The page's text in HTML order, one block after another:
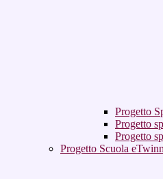
Progetto
Progetto
Progetto
Progetto Scuola